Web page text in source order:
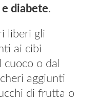
diabete.
liberi gli
ai cibi
o dal
aggiunti
di frutta o